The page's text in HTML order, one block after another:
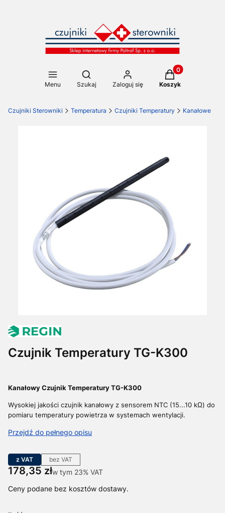
Menu
Otwórz wyszukiwarkę
Szukaj Zaloguj się
Produkty w
Koszyk
Czujniki Sterowniki Temperatura Czujniki Temperatury Kanałowe
Czujnik Temperatury TG-K300
Kanałowy Czujnik Temperatury TG-K300
Wysokiej jakości czujnik kanałowy z sensorem NTC (15...10 kΩ) do
pomiaru temperatury powietrza w systemach wentylacji.
Przejdź do pełnego opisu
z VAT bez VAT
Cena
178,35 złw tym 23% VAT
w tym 23% VAT
Ceny podane bez kosztów dostawy.